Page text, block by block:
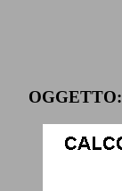
OGGETTO: